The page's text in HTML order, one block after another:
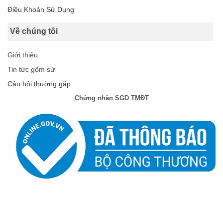
Điều Khoản Sử Dụng
Về chúng tôi
Giới thiệu
Tin tức gốm sứ
Câu hỏi thường gặp
Chứng nhận SGD TMĐT